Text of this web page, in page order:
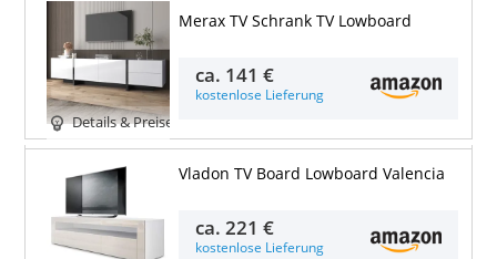
Details & Preise
Merax TV Schrank TV Lowboard
ca. 141 €
kostenlose Lieferung
Vladon TV Board Lowboard Valencia
ca.221 €
kostenlose Lieferung